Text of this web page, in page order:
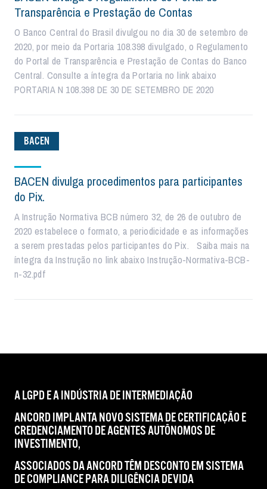
Transparência e Prestação de Contas
O Banco Central do Brasil divulgou no dia 30 de setembro de
2020, por meio da Portaria 108.398 divulgado, o Regulamento
do Portal de Transparência e Prestação de Contas do Banco
Central. Consulte a íntegra da Portaria no link abaixo
PORTARIA N 108.398 DE 30 DE SETEMBRO DE 2020
BACEN
BACEN divulga procedimentos para participantes
do Pix.
A Instrução Normativa BCB número 32, de 26 de outubro de
2020 estabelece o formato, a periodicidade e as informações
a serem prestadas pelos participantes do Pix. Saiba mais na
íntegra da Instrução no link abaixo Instrução-Normativa-BCB-
n-32.pdf
A LGPD E A INDÚSTRIA DE INTERMEDIAÇÃO
ANCORD IMPLANTA NOVO SISTEMA DE CERTIFICAÇÃO E
CREDENCIAMENTO DE AGENTES AUTÔNOMOS DE
INVESTIMENTO,
ASSOCIADOS DA ANCORD TÊM DESCONTO EM SISTEMA
DE COMPLIANCE PARA DILIGÊNCIA DEVIDA